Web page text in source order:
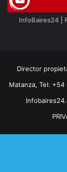
InfoBaires24 |
Director
Matanza, Tel: